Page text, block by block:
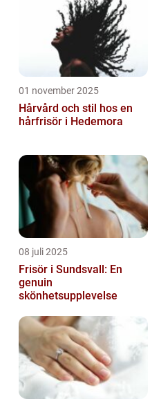
01 november 2025
Hårvård och stil hos en
hårfrisör i Hedemora
08 juli 2025
Frisör i Sundsvall: En
genuin
skönhetsupplevelse